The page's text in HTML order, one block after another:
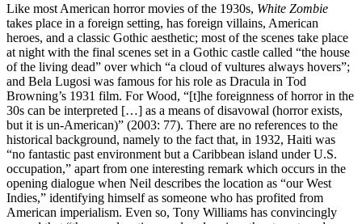
Like most American horror movies of the 1930s, White Zombie
takes place in a foreign setting, has foreign villains, American
heroes, and a classic Gothic aesthetic; most of the scenes take place
at night with the final scenes set in a Gothic castle called “the house
of the living dead” over which “a cloud of vultures always hovers”;
and Bela Lugosi was famous for his role as Dracula in Tod
Browning’s 1931 film. For Wood, “[t]he foreignness of horror in the
30s can be interpreted […] as a means of disavowal (horror exists,
but it is un-American)” (2003: 77). There are no references to the
historical background, namely to the fact that, in 1932, Haiti was
“no fantastic past environment but a Caribbean island under U.S.
occupation,” apart from one interesting remark which occurs in the
opening dialogue when Neil describes the location as “our West
Indies,” identifying himself as someone who has profited from
American imperialism. Even so, Tony Williams has convincingly